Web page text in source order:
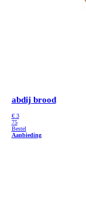
abdij brood
€ 3
75
Bestel
Aanbieding